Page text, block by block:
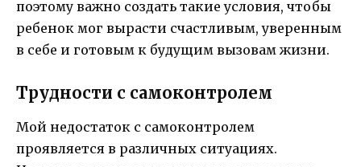
поэтому важно создать такие условия, чтобы
ребенок мог вырасти счастливым, уверенным
в себе и готовым к будущим вызовам жизни.
Трудности с самоконтролем
Мой недостаток с самоконтролем
проявляется в различных ситуациях.